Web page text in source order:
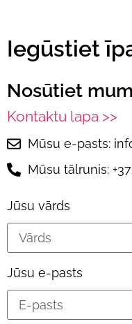
Iegūstiet
Nosūtiet
Kontaktu lapa >>
Mūsu e-pasts:
Mūsu tālrunis:
Jūsu vārds
Jūsu e-pasts